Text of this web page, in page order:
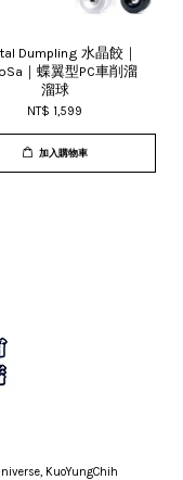
Dumpling 水晶餃｜
｜蝶翼型PC車削溜
溜球
NT$ 1,599
加入購物車
KuoYungChih